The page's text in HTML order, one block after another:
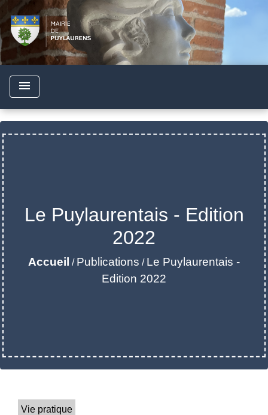
menu
Le Puylaurentais - Edition
2022
Accueil / Publications / Le Puylaurentais -
Edition 2022
Vie pratique